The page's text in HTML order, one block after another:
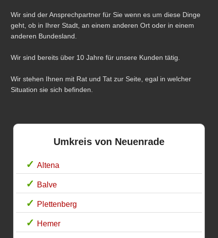
Wir sind der Ansprechpartner für Sie wenn es um diese Dinge
geht, ob in Ihrer Stadt, an einem anderen Ort oder in einem
anderen Bundesland.
Wir sind bereits über 10 Jahre für unsere Kunden tätig.
Wir stehen Ihnen mit Rat und Tat zur Seite, egal in welcher
Situation sie sich befinden.
Umkreis von Neuenrade
Altena
Balve
Plettenberg
Hemer